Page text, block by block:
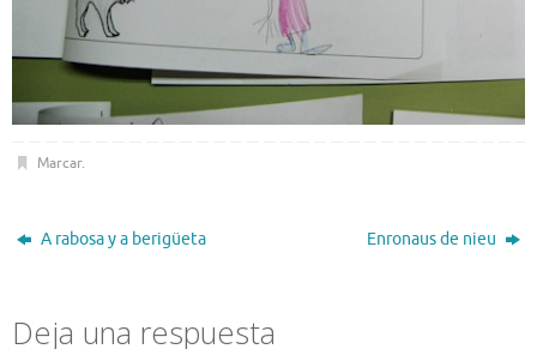
Marcar.
A rabosa y a berigüeta Enronaus de nieu
Deja una respuesta